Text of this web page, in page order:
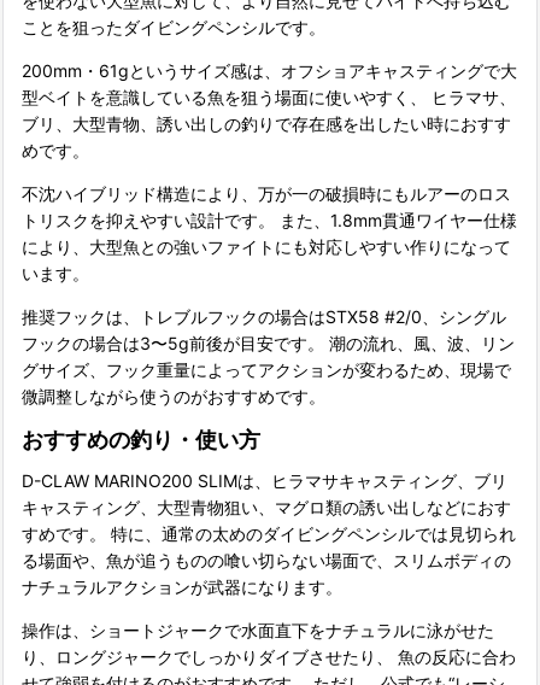
ことを狙ったダイビングペンシルです。
200mm・61gというサイズ感は、オフショアキャスティングで大
型ベイトを意識している魚を狙う場面に使いやすく、 ヒラマサ、
ブリ、大型青物、誘い出しの釣りで存在感を出したい時におすす
めです。
不沈ハイブリッド構造により、万が一の破損時にもルアーのロス
トリスクを抑えやすい設計です。 また、1.8mm貫通ワイヤー仕様
により、大型魚との強いファイトにも対応しやすい作りになって
います。
推奨フックは、トレブルフックの場合はSTX58 #2/0、シングル
フックの場合は3〜5g前後が目安です。 潮の流れ、風、波、リン
グサイズ、フック重量によってアクションが変わるため、現場で
微調整しながら使うのがおすすめです。
おすすめの釣り・使い方
D-CLAW MARINO200 SLIMは、ヒラマサキャスティング、ブリ
キャスティング、大型青物狙い、マグロ類の誘い出しなどにおす
すめです。 特に、通常の太めのダイビングペンシルでは見切られ
る場面や、魚が追うものの喰い切らない場面で、スリムボディの
ナチュラルアクションが武器になります。
操作は、ショートジャークで水面直下をナチュラルに泳がせた
り、ロングジャークでしっかりダイブさせたり、 魚の反応に合わ